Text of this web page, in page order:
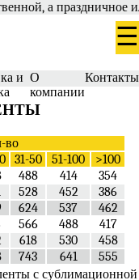
а праздничное
☰
и О
компании
Контакты
во
31-50 51-100
>100
488 414
354
528 452
386
624 537
462
566 488
417
618 530
458
743 641
555
с сублимационной